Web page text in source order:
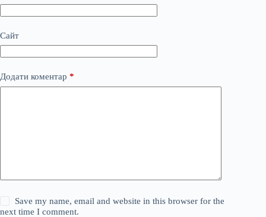
Сайт
Додати коментар *
Save my name, email and website in this browser for the
next time I comment.